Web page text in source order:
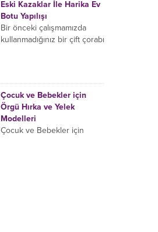
Eski Kazaklar İle Harika Ev
Botu Yapılışı
Bir önceki çalışmamızda
kullanmadığınız bir çift çorabı
hanımlar. Şimdi de...
Çocuk ve Bebekler için
Örgü Hırka ve Yelek
Modelleri
Çocuk ve Bebekler için